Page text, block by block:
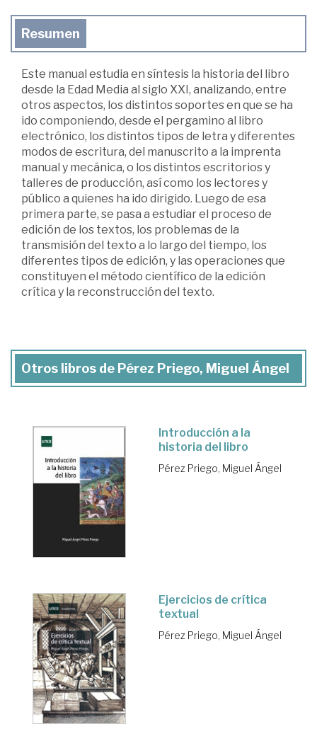
Resumen
Este manual estudia en síntesis la historia del libro
desde la Edad Media al siglo XXI, analizando, entre
otros aspectos, los distintos soportes en que se ha
ido componiendo, desde el pergamino al libro
electrónico, los distintos tipos de letra y diferentes
modos de escritura, del manuscrito a la imprenta
manual y mecánica, o los distintos escritorios y
talleres de producción, así como los lectores y
público a quienes ha ido dirigido. Luego de esa
primera parte, se pasa a estudiar el proceso de
edición de los textos, los problemas de la
transmisión del texto a lo largo del tiempo, los
diferentes tipos de edición, y las operaciones que
constituyen el método científico de la edición
crítica y la reconstrucción del texto.
Otros libros de Pérez Priego, Miguel Ángel
Introducción a la
historia del libro
Pérez Priego, Miguel Ángel
Ejercicios de crítica
textual
Pérez Priego, Miguel Ángel